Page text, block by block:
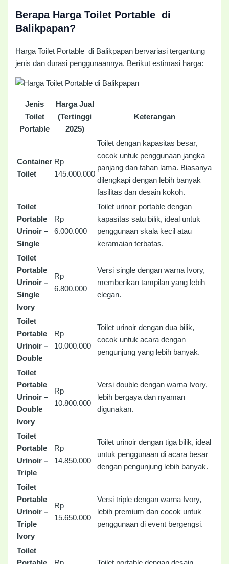
Berapa Harga Toilet Portable di
Balikpapan?
Harga Toilet Portable di Balikpapan bervariasi tergantung
jenis dan durasi penggunaannya. Berikut estimasi harga:
Jenis
Toilet
Portable
Harga Jual
(Tertinggi
2025)
Keterangan
Container
Toilet
Rp
145.000.000
Toilet dengan kapasitas besar,
cocok untuk penggunaan jangka
panjang dan tahan lama. Biasanya
dilengkapi dengan lebih banyak
fasilitas dan desain kokoh.
Toilet
Portable
Urinoir –
Single
Rp
6.000.000
Toilet urinoir portable dengan
kapasitas satu bilik, ideal untuk
penggunaan skala kecil atau
keramaian terbatas.
Toilet
Portable
Urinoir –
Single
Ivory
Rp
6.800.000
Versi single dengan warna Ivory,
memberikan tampilan yang lebih
elegan.
Toilet
Portable
Urinoir –
Double
Rp
10.000.000
Toilet urinoir dengan dua bilik,
cocok untuk acara dengan
pengunjung yang lebih banyak.
Toilet
Portable
Urinoir –
Double
Ivory
Rp
10.800.000
Versi double dengan warna Ivory,
lebih bergaya dan nyaman
digunakan.
Toilet
Portable
Urinoir –
Triple
Rp
14.850.000
Toilet urinoir dengan tiga bilik, ideal
untuk penggunaan di acara besar
dengan pengunjung lebih banyak.
Toilet
Portable
Urinoir –
Triple
Ivory
Rp
15.650.000
Versi triple dengan warna Ivory,
lebih premium dan cocok untuk
penggunaan di event bergengsi.
Toilet